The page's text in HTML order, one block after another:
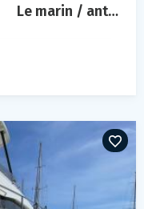
Le marin / antilles